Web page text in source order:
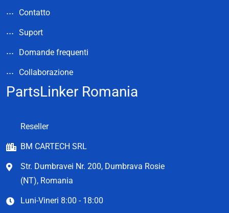
Contatto
Suport
Domande frequenti
Collaborazione
PartsLinker Romania
Reseller
BM CARTECH SRL
Str. Dumbravei Nr. 200, Dumbrava Rosie
(NT), Romania
Luni-Vineri 8:00 - 18:00